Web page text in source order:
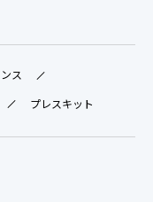
ト職
ス
プレスキット